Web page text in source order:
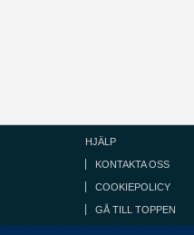
HJÄLP
KONTAKTA OSS
COOKIEPOLICY
GÅ TILL TOPPEN